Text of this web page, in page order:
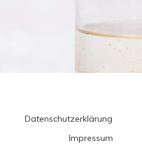
Datenschutzerklärung
Impressum